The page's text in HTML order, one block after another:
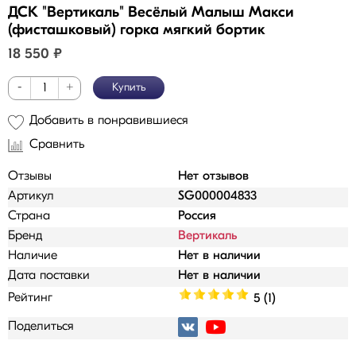
ДСК "Вертикаль" Весёлый Малыш Макси
(фисташковый) горка мягкий бортик
18 550 ₽
- + Купить
Добавить в понравившиеся
Сравнить
Отзывы
Нет отзывов
Артикул
SG000004833
Страна
Россия
Бренд
Вертикаль
Наличие
Нет в наличии
Дата поставки
Нет в наличии
Рейтинг
5 (1)
Поделиться